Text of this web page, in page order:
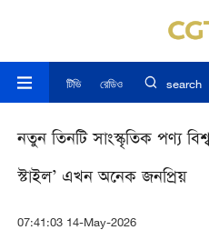
টিভি রেডিও search
নতুন তিনটি সাংস্কৃতিক পণ্য
স্টাইল’ এখন অনেক জনপ্রিয়
07:41:03 14-May-2026